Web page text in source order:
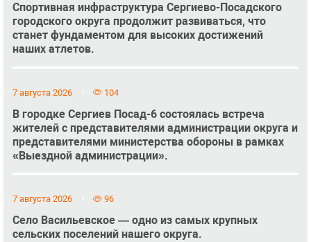
Спортивная инфраструктура Сергиево-Посадского
городского округа продолжит развиваться, что
станет фундаментом для высоких достижений
наших атлетов.
7 августа 2026 104
В городке Сергиев Посад-6 состоялась встреча
жителей с представителями администрации округа и
представителями министерства обороны в рамках
«Выездной администрации».
7 августа 2026 96
Село Васильевское — одно из самых крупных
сельских поселений нашего округа.